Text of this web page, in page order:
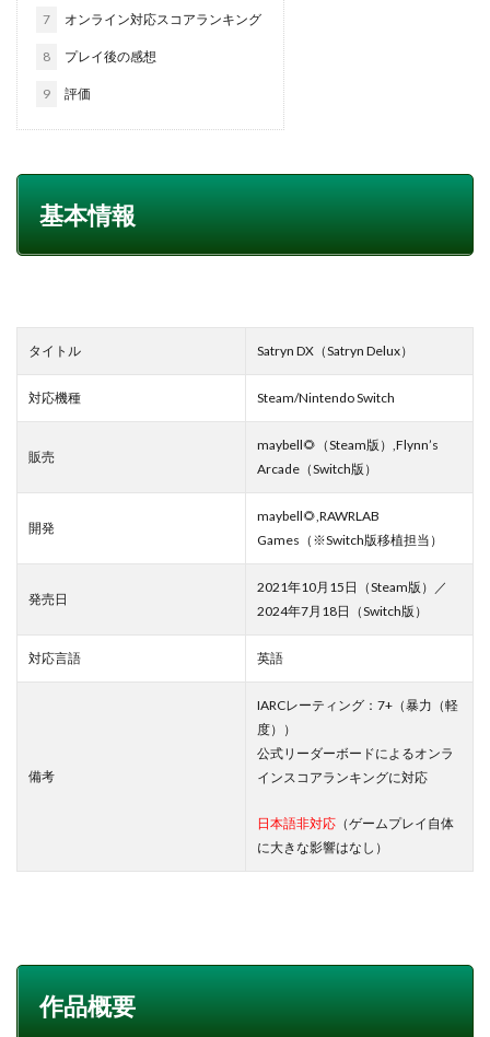
7 オンライン対応スコアランキング
8 プレイ後の感想
9 評価
基本情報
タイトル Satryn DX（Satryn Delux）
対応機種 Steam/Nintendo Switch
販売
maybell🌻（Steam版）,Flynn’s
Arcade（Switch版）
開発
maybell🌻,RAWRLAB
Games（※Switch版移植担当）
発売日
2021年10月15日（Steam版）／
2024年7月18日（Switch版）
対応言語 英語
備考
IARCレーティング：7+（暴力（軽
度））
公式リーダーボードによるオンラ
インスコアランキングに対応
日本語非対応 （ゲームプレイ自体
に大きな影響はなし）
作品概要